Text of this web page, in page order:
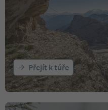
Přejít k túře